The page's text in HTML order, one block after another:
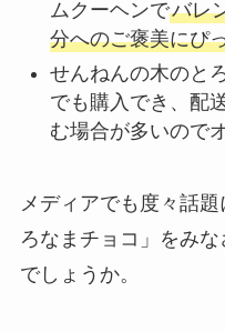
ムクーヘンでバレ
分へのご褒美にぴ
せんねんの木のと
でも購入でき、配
む場合が多いので
メディアでも度々話
ろなまチョコ」をみ
でしょうか。